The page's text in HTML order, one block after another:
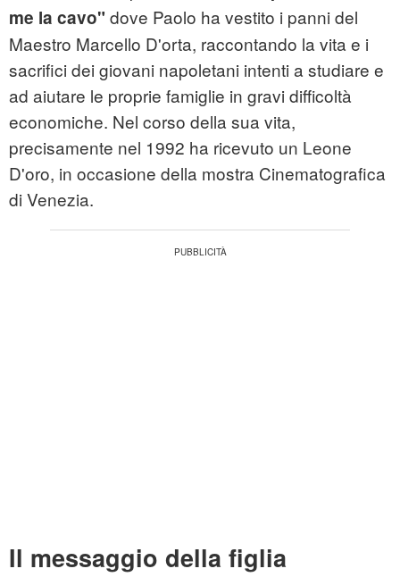
me la cavo" dove Paolo ha vestito i panni del
Maestro Marcello D'orta, raccontando la vita e i
sacrifici dei giovani napoletani intenti a studiare e
ad aiutare le proprie famiglie in gravi difficoltà
economiche. Nel corso della sua vita,
precisamente nel 1992 ha ricevuto un Leone
D'oro, in occasione della mostra Cinematografica
di Venezia.
Il messaggio della figlia